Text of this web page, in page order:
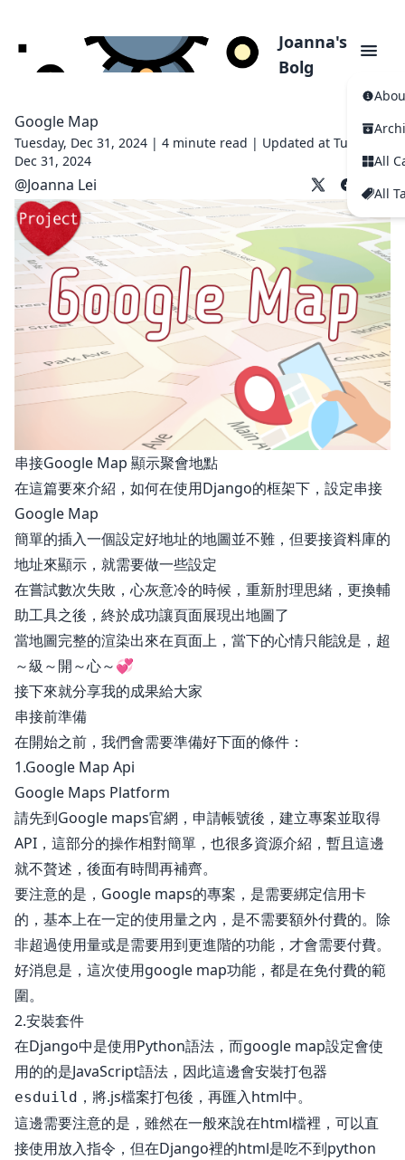
Joanna's
Bolg
All
All
Google Map
Tuesday, Dec 31, 2024 | 4 minute read | Updated at Tuesday,
Dec 31, 2024
@Joanna Lei
串接Google Map 顯示聚會地點
在這篇要來介紹，如何在使用Django的框架下，設定串接
Google Map
簡單的插入一個設定好地址的地圖並不難，但要接資料庫的
地址來顯示，就需要做一些設定
在嘗試數次失敗，心灰意冷的時候，重新肘理思緒，更換輔
助工具之後，終於成功讓頁面展現出地圖了
當地圖完整的渲染出來在頁面上，當下的心情只能說是，超
～級～開～心～💞
接下來就分享我的成果給大家
串接前準備
在開始之前，我們會需要準備好下面的條件：
1.Google Map Api
Google Maps Platform
請先到Google maps官網，申請帳號後，建立專案並取得
API，這部分的操作相對簡單，也很多資源介紹，暫且這邊
就不贅述，後面有時間再補齊。
要注意的是，Google maps的專案，是需要綁定信用卡
的，基本上在一定的使用量之內，是不需要額外付費的。除
非超過使用量或是需要用到更進階的功能，才會需要付費。
好消息是，這次使用google map功能，都是在免付費的範
圍。
2.安裝套件
在Django中是使用Python語法，而google map設定會使
用的的是JavaScript語法，因此這邊會安裝打包器
esduild ，將.js檔案打包後，再匯入html中。
這邊需要注意的是，雖然在一般來說在html檔裡，可以直
接使用放入指令，但在Django裡的html是吃不到python